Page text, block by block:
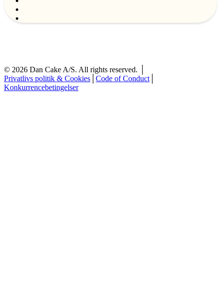
© 2026 Dan Cake A/S. All rights reserved. │
Privatlivs politik & Cookies
Code of Conduct
Konkurrencebetingelser